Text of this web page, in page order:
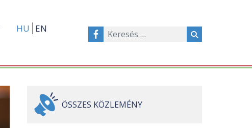
HU EN
ÖSSZES KÖZLEMÉNY